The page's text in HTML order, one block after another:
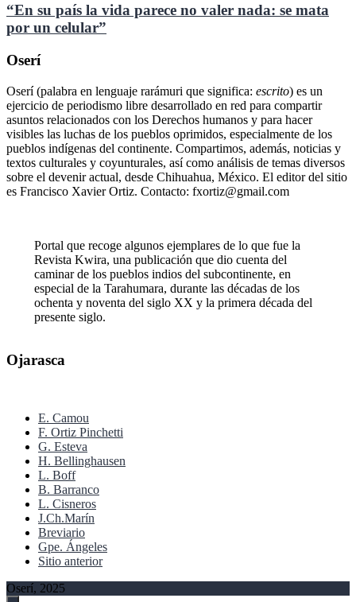
“En su país la vida parece no valer nada: se mata
por un celular”
Oserí
Oserí (palabra en lenguaje rarámuri que significa: escrito) es un
ejercicio de periodismo libre desarrollado en red para compartir
asuntos relacionados con los Derechos humanos y para hacer
visibles las luchas de los pueblos oprimidos, especialmente de los
pueblos indígenas del continente. Compartimos, además, noticias y
textos culturales y coyunturales, así como análisis de temas diversos
sobre el devenir actual, desde Chihuahua, México. El editor del sitio
es Francisco Xavier Ortiz. Contacto: fxortiz@gmail.com
Portal que recoge algunos ejemplares de lo que fue la
Revista Kwira, una publicación que dio cuenta del
caminar de los pueblos indios del subcontinente, en
especial de la Tarahumara, durante las décadas de los
ochenta y noventa del siglo XX y la primera década del
presente siglo.
Ojarasca
E. Camou
F. Ortiz Pinchetti
G. Esteva
H. Bellinghausen
L. Boff
B. Barranco
L. Cisneros
J.Ch.Marín
Breviario
Gpe. Ángeles
Sitio anterior
Oserí, 2025